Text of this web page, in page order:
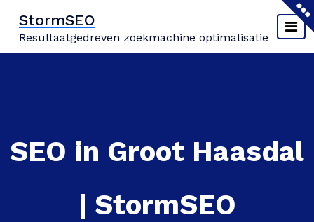
inhoud
springen
StormSEO
Resultaatgedreven zoekmachine optimalisatie
SEO in Groot Haasdal
| StormSEO